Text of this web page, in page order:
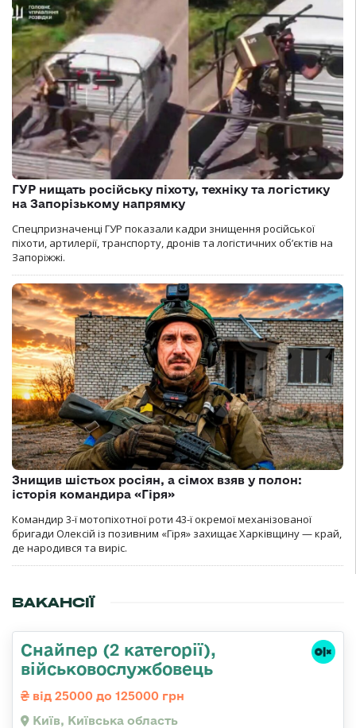
ГУР нищать російську піхоту, техніку та логістику
на Запорізькому напрямку
Спецпризначенці ГУР показали кадри знищення російської
піхоти, артилерії, транспорту, дронів та логістичних об’єктів на
Запоріжжі.
Знищив шістьох росіян, а сімох взяв у полон:
історія командира «Гіря»
Командир 3-ї мотопіхотної роти 43-ї окремої механізованої
бригади Олексій із позивним «Гіря» захищає Харківщину — край,
де народився та виріс.
ВАКАНСІЇ
Снайпер (2 категорії),
військовослужбовець
від 25000 до 125000 грн
Київ, Київська область